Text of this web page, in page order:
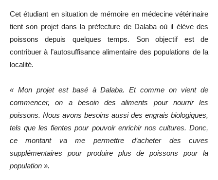
Cet étudiant en situation de mémoire en médecine vétérinaire
tient son projet dans la préfecture de Dalaba où il élève des
poissons depuis quelques temps. Son objectif est de
contribuer à l’autosuffisance alimentaire des populations de la
localité.
« Mon projet est basé à Dalaba. Et comme on vient de
commencer, on a besoin des aliments pour nourrir les
poissons. Nous avons besoins aussi des engrais biologiques,
tels que les fientes pour pouvoir enrichir nos cultures. Donc,
ce montant va me permettre d’acheter des cuves
supplémentaires pour produire plus de poissons pour la
population ».